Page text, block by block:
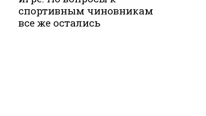
спортивным чиновникам
все же остались